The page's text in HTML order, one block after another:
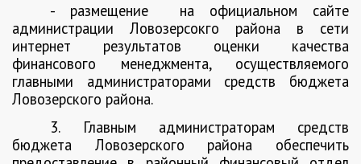
- размещение
на официальном сайте
администрации Ловозерсокго района в сети
интернет
результатов оценки качества
финансового менеджмента, осуществляемого
главными администраторами средств бюджета
Ловозерского района.
3. Главным администраторам средств
бюджета Ловозерского района обеспечить